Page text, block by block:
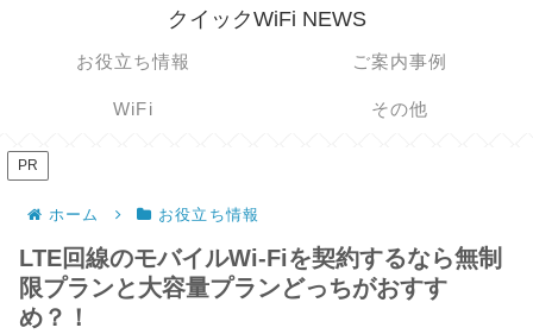
クイックWiFi NEWS
お役立ち情報 ご案内事例
WiFi その他
PR
ホーム お役立ち情報
LTE回線のモバイルWi-Fiを契約するなら無制
限プランと大容量プランどっちがおすす
め？！